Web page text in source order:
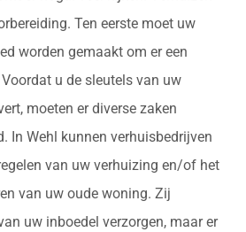
Ten eerste moet uw
worden gemaakt om er een
u de sleutels van uw
moeten er diverse zaken
In Wehl kunnen verhuisbedrijven
van uw verhuizing en/of het
van uw oude woning. Zij
uw inboedel verzorgen, maar er